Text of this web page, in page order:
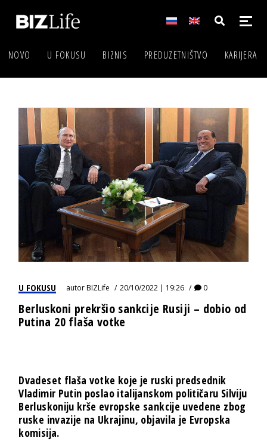
NOVO U FOKUSU BIZNIS PREDUZETNIŠTVO KARIJERA
U FOKUSU autorBIZLife 20/10/2022 | 19:26 0
Berluskoni prekršio sankcije Rusiji – dobio od
Putina 20 flaša votke
Dvadeset flaša votke koje je ruski predsednik
Vladimir Putin poslao italijanskom političaru Silviju
Berluskoniju krše evropske sankcije uvedene zbog
ruske invazije na Ukrajinu, objavila je Evropska
komisija.